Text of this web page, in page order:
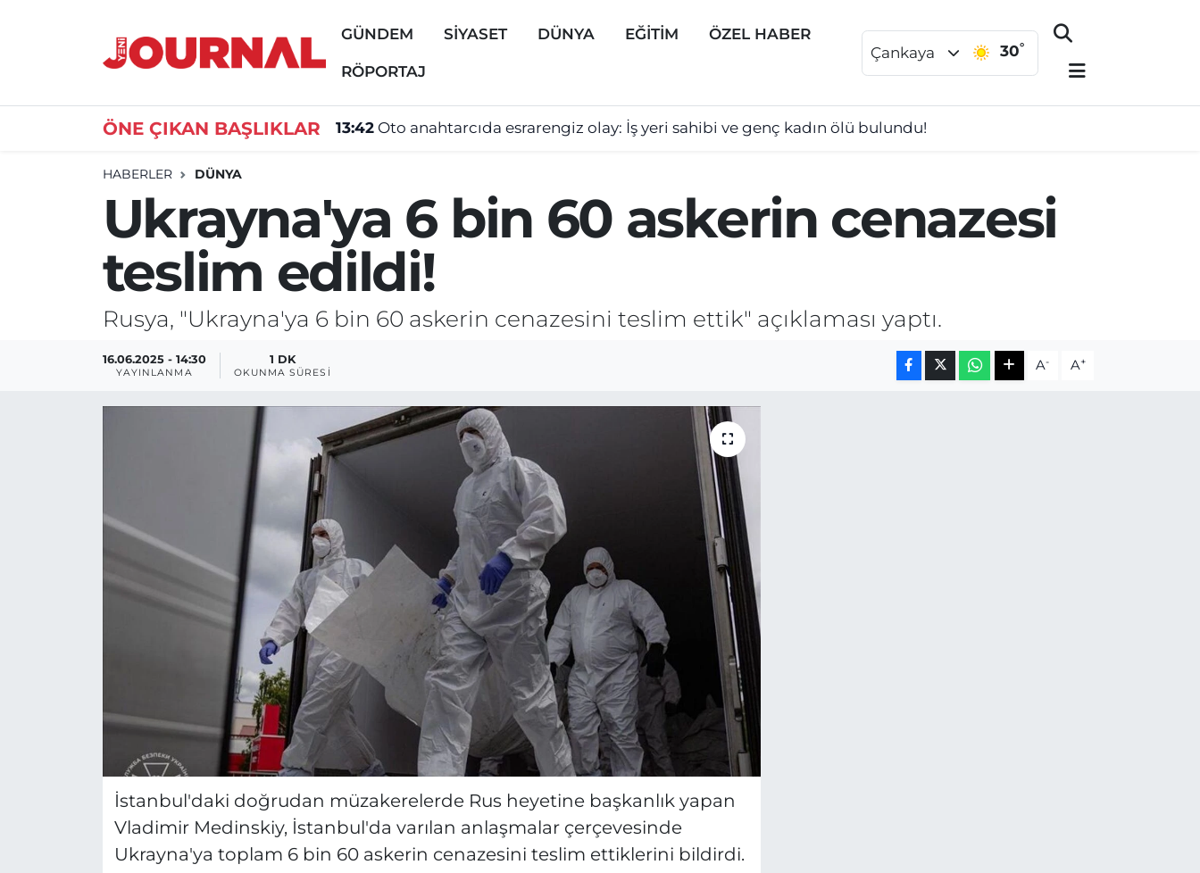
GÜNDEM SİYASET DÜNYA EĞİTİM ÖZEL HABER
RÖPORTAJ
Çankaya 30°
ÖNE ÇIKAN BAŞLIKLAR 13:42 Oto anahtarcıda esrarengiz olay: İş yeri sahibi ve genç kadın ölü bulundu!
HABERLER DÜNYA
Ukrayna'ya 6 bin 60 askerin cenazesi
teslim edildi!
Rusya, "Ukrayna'ya 6 bin 60 askerin cenazesini teslim ettik" açıklaması yaptı.
16.06.2025 - 14:30
YAYINLANMA
1 DK
OKUNMA SÜRESI A- A+
İstanbul'daki doğrudan müzakerelerde Rus heyetine başkanlık yapan
Vladimir Medinskiy, İstanbul'da varılan anlaşmalar çerçevesinde
Ukrayna'ya toplam 6 bin 60 askerin cenazesini teslim ettiklerini bildirdi.
GÜNDEM
DÜNYA
ÖZEL HABER
Nöbetçi Eczaneler
Süper Lig Puan Durumu ve Fikstür
Son Dakika Haberleri